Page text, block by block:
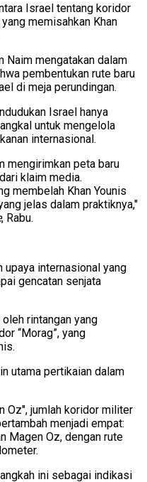
Israel tentang koridor
memisahkan Khan
Naim mengatakan dalam
pembentukan rute baru
di meja perundingan.
Israel hanya
untuk mengelola
internasional.
mengirimkan peta baru
klaim media.
membelah Khan Younis
jelas dalam praktiknya,"
, Rabu.
upaya internasional yang
gencatan senjata
rintangan yang
“Morag”, yang
utama pertikaian dalam
Oz", jumlah koridor militer
menjadi empat:
Magen Oz, dengan rute
ini sebagai indikasi